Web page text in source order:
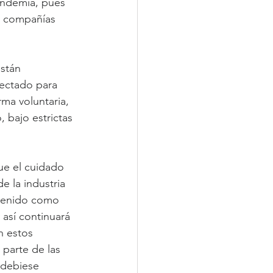
para
voluntaria,
bajo estrictas
el cuidado
la industria
como
continuará
estos
de las